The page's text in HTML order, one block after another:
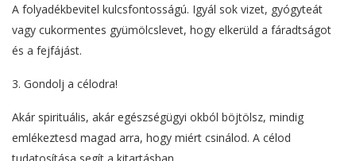
A folyadékbevitel kulcsfontosságú. Igyál sok vizet, gyógyteát
vagy cukormentes gyümölcslevet, hogy elkerüld a fáradtságot
és a fejfájást.
3. Gondolj a célodra!
Akár spirituális, akár egészségügyi okból böjtölsz, mindig
emlékeztesd magad arra, hogy miért csinálod. A célod
tudatosítása segít a kitartásban.